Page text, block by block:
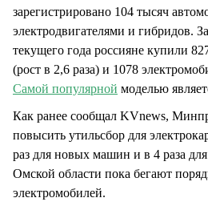
зарегистрировано 104 тысяч
электродвигателями и гибридов.
текущего года россияне купили
(рост в 2,6 раза) и 1078
Самой популярной моделью
Как ранее сообщал KVnews,
повысить утильсбор для
раз для новых машин и в 4 раза
Омской области пока бегают
электромобилей.